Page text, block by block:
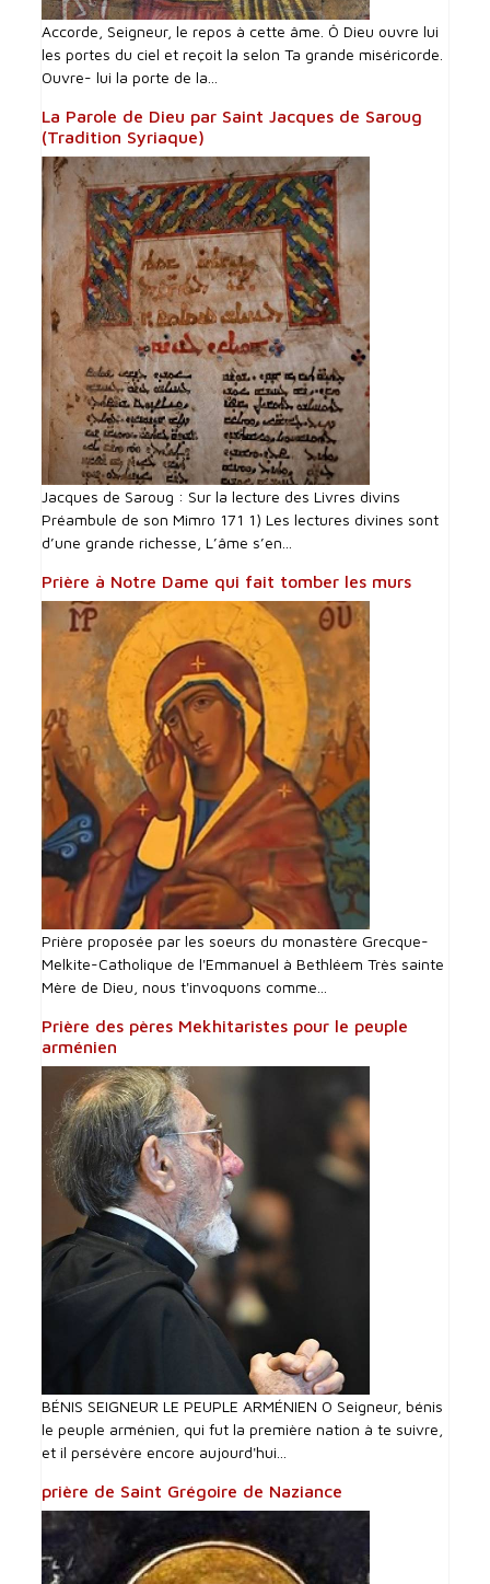
Accorde, Seigneur, le repos à cette âme. Ô Dieu ouvre lui
les portes du ciel et reçoit la selon Ta grande miséricorde.
Ouvre- lui la porte de la...
La Parole de Dieu par Saint Jacques de Saroug
(Tradition Syriaque)
Jacques de Saroug : Sur la lecture des Livres divins
Préambule de son Mimro 171 1) Les lectures divines sont
d’une grande richesse, L’âme s’en...
Prière à Notre Dame qui fait tomber les murs
Prière proposée par les soeurs du monastère Grecque-
Melkite-Catholique de l'Emmanuel à Bethléem Très sainte
Mère de Dieu, nous t'invoquons comme...
Prière des pères Mekhitaristes pour le peuple
arménien
BÉNIS SEIGNEUR LE PEUPLE ARMÉNIEN O Seigneur, bénis
le peuple arménien, qui fut la première nation à te suivre,
et il persévère encore aujourd'hui...
prière de Saint Grégoire de Naziance